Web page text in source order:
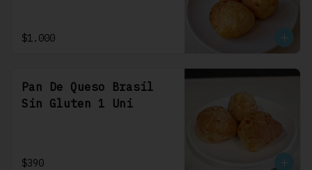
$1.000
Pan De Queso Brasil
Sin Gluten 1 Uni
$390